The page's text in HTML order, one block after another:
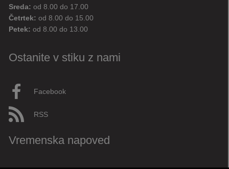
Sreda: od 8.00 do 17.00
Četrtek: od 8.00 do 15.00
Petek: od 8.00 do 13.00
Ostanite v stiku z nami
Facebook
RSS
Vremenska napoved